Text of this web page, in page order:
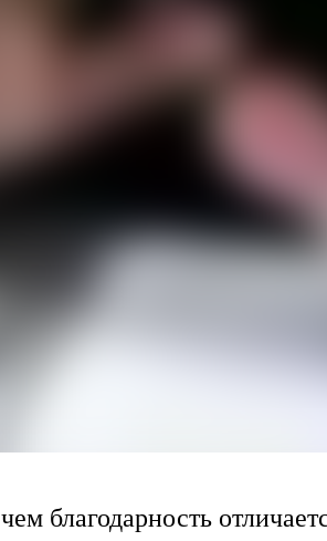
чем благодарность